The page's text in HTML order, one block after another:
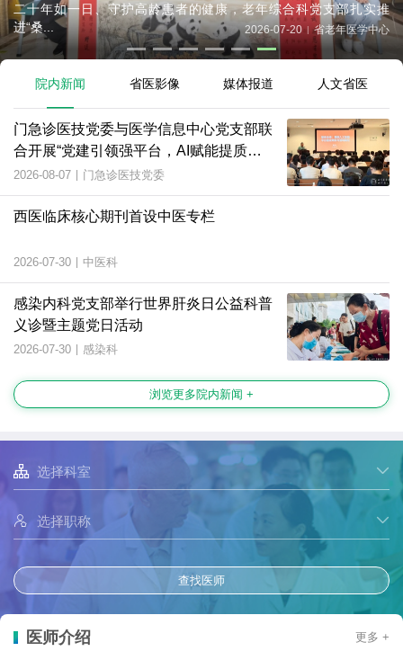
二十年如一日、守护高龄患者的健康，老年综合科党支部扎实推
进“桑...
2026-07-20 | 省老年医学中心
院内新闻 省医影像 媒体报道 人文省医
门急诊医技党委与医学信息中心党支部联
合开展“党建引领强平台，AI赋能提质
效”主题党日活动
2026-08-07 | 门急诊医技党委
西医临床核心期刊首设中医专栏
2026-07-30 | 中医科
感染内科党支部举行世界肝炎日公益科普
义诊暨主题党日活动
2026-07-30 | 感染科
浏览更多院内新闻 +


查找医师
医师介绍 更多 +